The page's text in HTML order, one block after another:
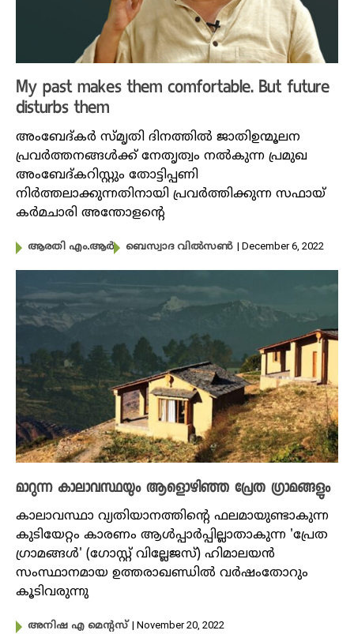
My past makes them comfortable. But future
disturbs them
അംബേദ്‌കർ സ്മൃതി ദിനത്തിൽ ജാതിഉന്മൂലന
പ്രവർത്തനങ്ങൾക്ക് നേതൃത്വം നൽകുന്ന പ്രമുഖ
അംബേദ്കറിസ്റ്റും തോട്ടിപ്പണി
നിർത്തലാക്കുന്നതിനായി പ്രവർത്തിക്കുന്ന സഫായ്
കർമചാരി അന്തോളന്റെ
ആരതി എം.ആർ ബെസ്വാദ വിൽസൺ | December 6, 2022
മാറുന്ന കാലാവസ്ഥയും ആളൊഴിഞ്ഞ പ്രേത ​ഗ്രാമങ്ങളും
കാലാവസ്ഥാ വ്യതിയാനത്തിന്റെ ഫലമായുണ്ടാകുന്ന
കുടിയേറ്റം കാരണം ആൾപ്പാർപ്പില്ലാതാകുന്ന 'പ്രേത
ഗ്രാമങ്ങൾ' (ഗോസ്റ്റ് വില്ലേജസ്) ഹിമാലയൻ
സംസ്ഥാനമായ ഉത്തരാഖണ്ഡിൽ വർഷംതോറും
കൂടിവരുന്നു
അനിഷ എ മെന്റസ് | November 20, 2022